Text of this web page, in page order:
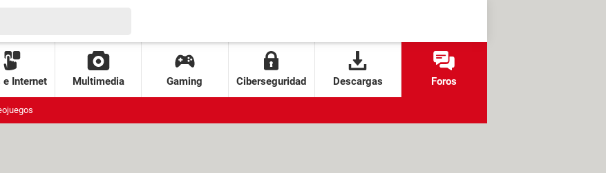
e Internet Multimedia Gaming Ciberseguridad Descargas Foros